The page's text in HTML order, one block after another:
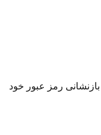
رمز عبور خود